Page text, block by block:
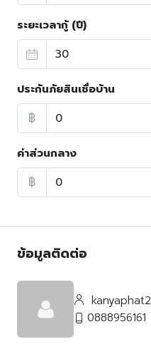
ระยะเวลากู้ (ปี)
ประกันภัยสินเชื่อบ้าน
฿
ค่าส่วนกลาง
฿
ข้อมูลติดต่อ
kanyaphat2
0888956161